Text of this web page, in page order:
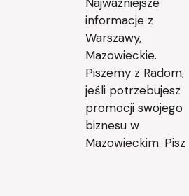
informacje z
Warszawy,
Mazowieckie.
Piszemy z Radom,
jeśli potrzebujesz
promocji swojego
biznesu w
Mazowieckim. Pisz